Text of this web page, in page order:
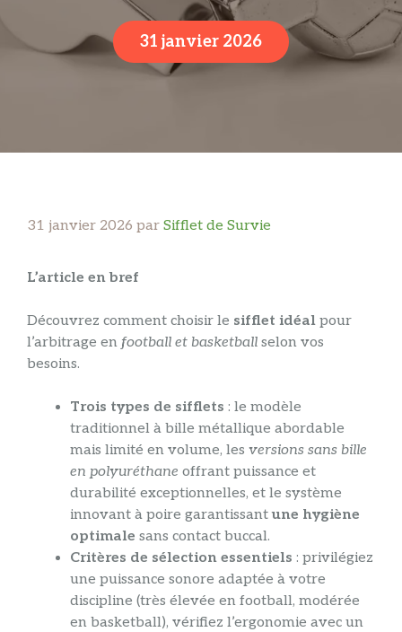
31 janvier 2026
31 janvier 2026 par Sifflet de Survie
L’article en bref
Découvrez comment choisir le sifflet idéal pour
l’arbitrage en football et basketball selon vos
besoins.
Trois types de sifflets : le modèle
traditionnel à bille métallique abordable
mais limité en volume, les versions sans bille
en polyuréthane offrant puissance et
durabilité exceptionnelles, et le système
innovant à poire garantissantune hygiène
optimale sans contact buccal.
Critères de sélection essentiels : privilégiez
une puissance sonore adaptée à votre
discipline (très élevée en football, modérée
en basketball), vérifiez l’ergonomie avec un